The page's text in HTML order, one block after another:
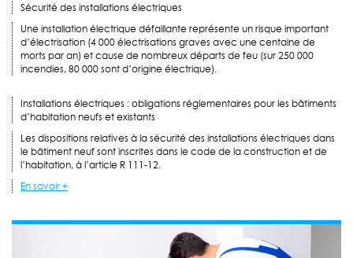
Sécurité des installations électriques
Une installation électrique défaillante représente un risque important
d’électrisation (4 000 électrisations graves avec une centaine de
morts par an) et cause de nombreux départs de feu (sur 250 000
incendies, 80 000 sont d’origine électrique).
Installations électriques : obligations réglementaires pour les bâtiments
d’habitation neufs et existants
Les dispositions relatives à la sécurité des installations électriques dans
le bâtiment neuf sont inscrites dans le code de la construction et de
l’habitation, à l’article R 111-12.
En savoir +